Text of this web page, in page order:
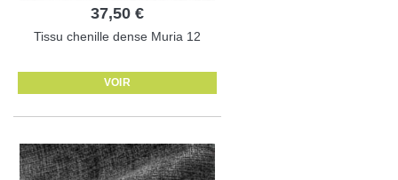
37,50 €
Tissu chenille dense Muria 12
VOIR